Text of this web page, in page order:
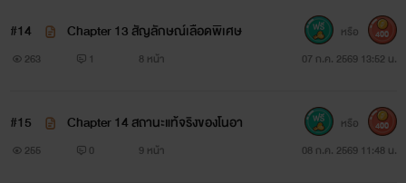
#14 Chapter 13 สัญลักษณ์เลือดพิเศษ
263 1 8 หน้า 07 ก.ค. 2569 13:52 น.
หรือ 400
#15 Chapter 14 สถานะแท้จริงของโนอา
255 0 9 หน้า 08 ก.ค. 2569 11:48 น.
หรือ 400